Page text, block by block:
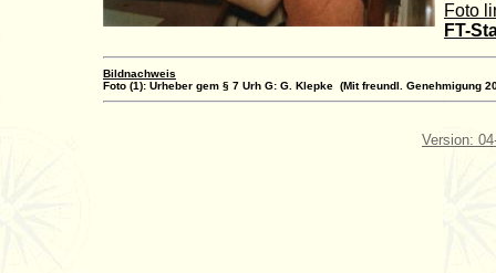
Foto
FT-
Bildnachweis
Foto (1): Urheber gem § 7 Urh G: G. Klepke (Mit freundl. Genehmigung
Version: